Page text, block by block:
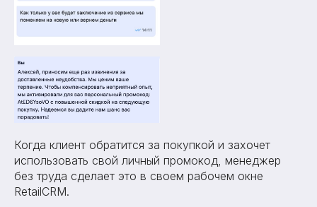
Когда клиент обратится за покупкой и захочет
использовать свой личный промокод, менеджер
без труда сделает это в своем рабочем окне
RetailCRM.